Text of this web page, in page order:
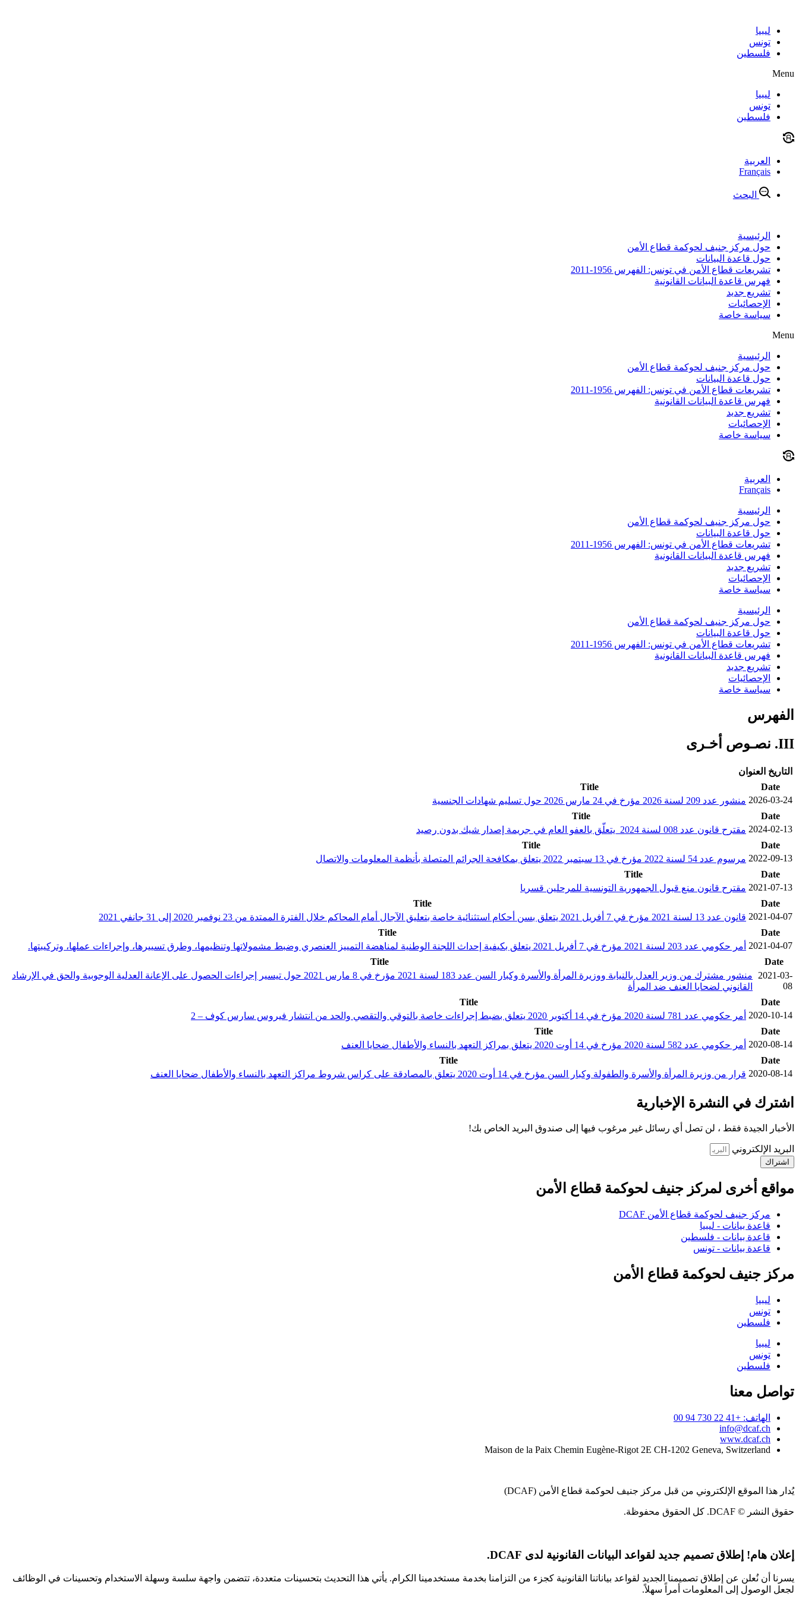
contentليبيا
تونس
فلسطين
Menu
ليبيا
تونس
فلسطين
العربية
Français
البحث
الرئيسية
حول مركز جنيف لحوكمة قطاع الأمن
حول قاعدة البيانات
تشريعات قطاع الأمن في تونس: الفهرس 1956-2011
فهرس قاعدة البيانات القانونية
تشريع جديد
الإحصائيات
سياسة خاصة
Menu
الرئيسية
حول مركز جنيف لحوكمة قطاع الأمن
حول قاعدة البيانات
تشريعات قطاع الأمن في تونس: الفهرس 1956-2011
فهرس قاعدة البيانات القانونية
تشريع جديد
الإحصائيات
سياسة خاصة
العربية
Français
الرئيسية
حول مركز جنيف لحوكمة قطاع الأمن
حول قاعدة البيانات
تشريعات قطاع الأمن في تونس: الفهرس 1956-2011
فهرس قاعدة البيانات القانونية
تشريع جديد
الإحصائيات
سياسة خاصة
الرئيسية
حول مركز جنيف لحوكمة قطاع الأمن
حول قاعدة البيانات
تشريعات قطاع الأمن في تونس: الفهرس 1956-2011
فهرس قاعدة البيانات القانونية
تشريع جديد
الإحصائيات
سياسة خاصة
الفهرس
III. نصـوص أخـرى
التاريخ العنوان
Date
Title
2026-03-24 منشور عدد 209 لسنة 2026 مؤرخ في 24 مارس 2026 حول تسليم شهادات الجنسية
Date
Title
2024-02-13 مقترح قانون عدد 008 لسنة 2024 يتعلّق بالعفو العام في جريمة إصدار شيك بدون رصيد
Date
Title
2022-09-13 مرسوم عدد 54 لسنة 2022 مؤرخ في 13 سبتمبر 2022 يتعلق بمكافحة الجرائم المتصلة بأنظمة المعلومات والاتصال
Date
Title
2021-07-13 مقترح قانون منع قبول الجمهورية التونسية للمرحلين قسريا
Date
Title
2021-04-07 قانون عدد 13 لسنة 2021 مؤرخ في 7 أفريل 2021 يتعلق بسن أحكام استثنائية خاصة بتعليق الآجال أمام المحاكم خلال الفترة الممتدة من 23 نوفمبر 2020 إلى 31 جانفي 2021
Date
Title
2021-04-07 أمر حكومي عدد 203 لسنة 2021 مؤرخ في 7 أفريل 2021 يتعلق بكيفية إحداث اللجنة الوطنية لمناهضة التمييز العنصري وضبط مشمولاتها وتنظيمها، وطرق تسييرها، وإجراءات عملها، وتركيبتها.
Date
Title
2021-03-
08
منشور مشترك من وزير العدل بالنيابة ووزيرة المرأة والأسرة وكبار السن عدد 183 لسنة 2021 مؤرخ في 8 مارس 2021 حول تيسير إجراءات الحصول على الإعانة العدلية الوجوبية والحق في الإرشاد
القانوني لضحايا العنف ضد المرأة
Date
Title
2020-10-14 أمر حكومي عدد 781 لسنة 2020 مؤرخ في 14 أكتوبر 2020 يتعلق بضبط إجراءات خاصة بالتوقي والتقصي والحد من انتشار فيروس سارس كوف – 2
Date
Title
2020-08-14 أمر حكومي عدد 582 لسنة 2020 مؤرخ في 14 أوت 2020 يتعلق بمراكز التعهد بالنساء والأطفال ضحايا العنف
Date
Title
2020-08-14 قرار من وزيرة المرأة والأسرة والطفولة وكبار السن مؤرخ في 14 أوت 2020 يتعلق بالمصادقة على كراس شروط مراكز التعهد بالنساء والأطفال ضحايا العنف
اشترك في النشرة الإخبارية
الأخبار الجيدة فقط ، لن تصل أي رسائل غير مرغوب فيها إلى صندوق البريد الخاص بك!
البريد الإلكتروني
اشتراك
مواقع أخرى لمركز جنيف لحوكمة قطاع الأمن
مركز جنيف لحوكمة قطاع الأمن DCAF
قاعدة بيانات - ليبيا
قاعدة بيانات - فلسطين
قاعدة بيانات - تونس
مركز جنيف لحوكمة قطاع الأمن
ليبيا
تونس
فلسطين
ليبيا
تونس
فلسطين
تواصل معنا
الهاتف: +41 22 730 94 00
info@dcaf.ch
www.dcaf.ch
Maison de la Paix Chemin Eugène-Rigot 2E CH-1202 Geneva, Switzerland
يُدار هذا الموقع الإلكتروني من قبل مركز جنيف لحوكمة قطاع الأمن (DCAF)
حقوق النشر © DCAF. كل الحقوق محفوظة.
إعلان هام! إطلاق تصميم جديد لقواعد البيانات القانونية لدى DCAF.
يسرنا أن نُعلن عن إطلاق تصميمنا الجديد لقواعد بياناتنا القانونية كجزء من التزامنا بخدمة مستخدمينا الكرام. يأتي هذا التحديث بتحسينات متعددة، تتضمن واجهة سلسة وسهلة الاستخدام وتحسينات في الوظائف
لجعل الوصول إلى المعلومات أمراً سهلاً.